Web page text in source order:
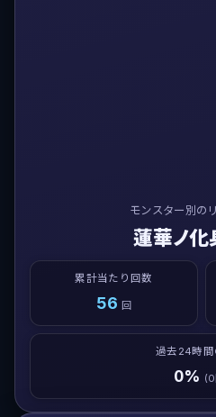
モンスター別の
蓮華ノ化
累計当たり回数
56 回
過去24時間
0%